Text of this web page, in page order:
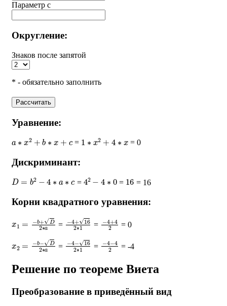
Параметр с
Округление:
Знаков после запятой
* - обязательно заполнить
Рассчитать
Уравнение:
2 b ∗ = 1 2 + ∗ = 0
Дискриминант:
D= 2− a = 42 ∗ 0 = 16 = 16
Корни квадратного уравнения:
+ D2∗ = 4 + 162 = 4 +4 = 0
b−D2∗ = −4−162 1
= −4−4 = -4
Решение по теореме Виета
Преобразование в приведённый вид